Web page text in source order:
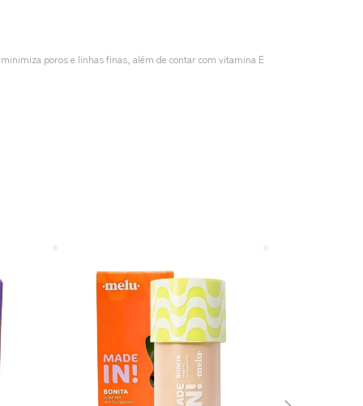
poros e linhas finas, além de contar com vitamina E